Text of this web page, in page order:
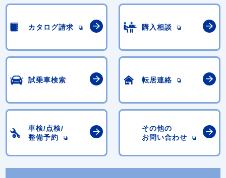
カタログ請求 購入相談
試乗車検索 転居連絡
車検/点検/
整備予約
その他の
お問い合わせ